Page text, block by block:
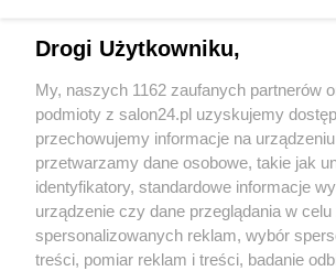
Sport
Społeczeństwo
Kultura
Drogi Użytkowniku,
My, naszych 1162 zaufanych partnerów
podmioty z salon24.pl uzyskujemy
przechowujemy informacje na
przetwarzamy dane osobowe, takie jak
identyfikatory, standardowe informacje
urządzenie czy dane przeglądania w celu
spersonalizowanych reklam, wybór
treści, pomiar reklam i treści, badanie